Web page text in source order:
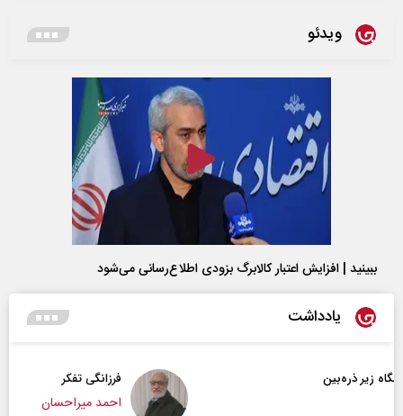
ویدئو
ببینید | افزایش اعتبار کالابرگ بزودی اطلاع‌رسانی می‌شود
یادداشت
احمد میراحسان